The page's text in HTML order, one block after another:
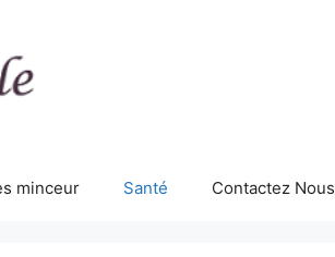
minceur Santé Contactez Nous